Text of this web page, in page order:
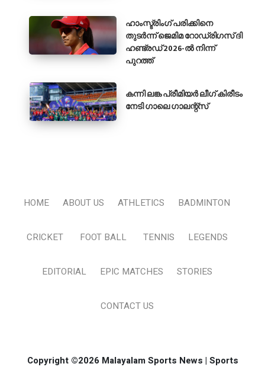
ഹാംസ്ട്രിംഗ് പരിക്കിനെ
തുടർന്ന് ജെമിമ റോഡ്രിഗസ് ദി
ഹണ്ട്രഡ് 2026-ൽ നിന്ന്
പുറത്ത്
കന്നി ലങ്ക പ്രീമിയർ ലീഗ് കിരീടം
നേടി ഗാലെ ഗാലന്റ്‌സ്
HOME ABOUT US ATHLETICS BADMINTON
CRICKET FOOT BALL TENNIS LEGENDS
EDITORIAL EPIC MATCHES STORIES
CONTACT US
Copyright ©2026 Malayalam Sports News | Sports